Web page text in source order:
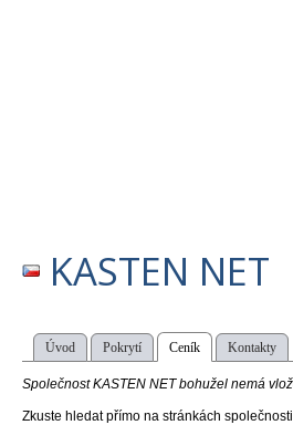
KASTEN NET
Úvod Pokrytí Ceník Kontakty
Společnost KASTEN NET bohužel nemá
Zkuste hledat přímo na stránkách